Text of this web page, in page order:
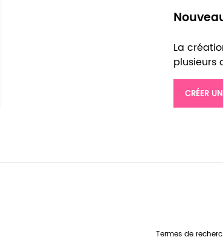
La
plusieurs
CRÉER
Termes de